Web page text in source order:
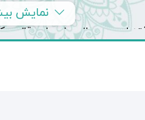
ایم محصولات خود را در قالب
تمام سعی کردیم بهترین
از : تابلو فرش دستباف آیه ،
نمایش